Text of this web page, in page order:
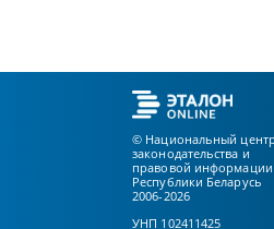
© Национальный центр
законодательства и
правовой информации
Республики Беларусь
2006-2026
УНП 102411425